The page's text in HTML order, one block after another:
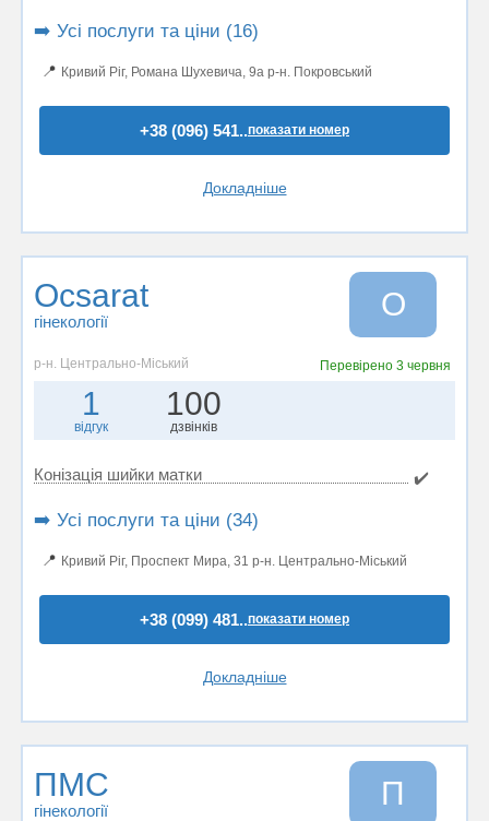
➡️ Усі послуги та ціни (16)
📍 Кривий Ріг, Романа Шухевича, 9а р-н. Покровський
+38 (096) 541..показати номер
Докладніше
Ocsarat
гінекології O
р-н. Центрально-Міський Перевірено 3 червня
1
відгук
100
дзвінків
Конізація шийки матки ✔️
➡️ Усі послуги та ціни (34)
📍 Кривий Ріг, Проспект Мира, 31 р-н. Центрально-Міський
+38 (099) 481..показати номер
Докладніше
ПМС
гінекології П